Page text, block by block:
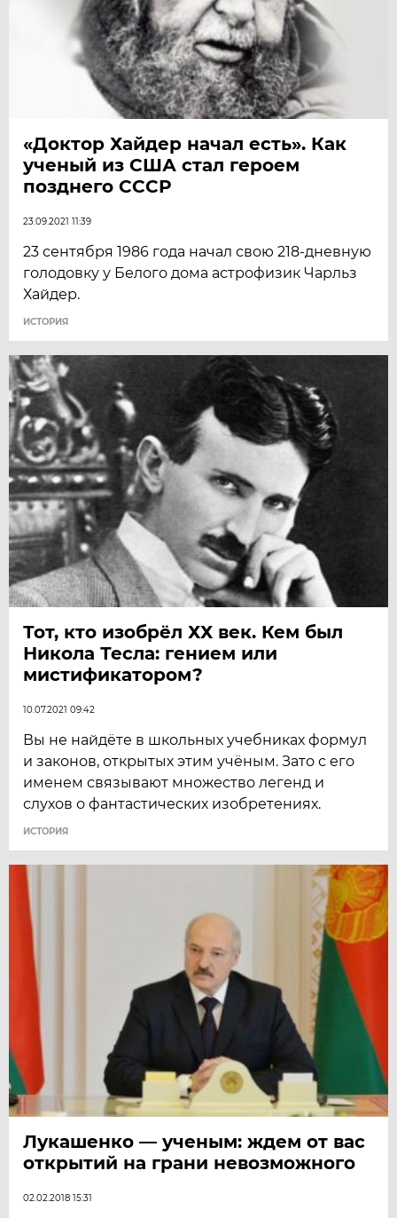
«Доктор Хайдер начал есть». Как
ученый из США стал героем
позднего СССР
23.09.2021 11:39
23 сентября 1986 года начал свою 218-дневную
голодовку у Белого дома астрофизик Чарльз
Хайдер.
ИСТОРИЯ
Тот, кто изобрёл ХХ век. Кем был
Никола Тесла: гением или
мистификатором?
10.07.2021 09:42
Вы не найдёте в школьных учебниках формул
и законов, открытых этим учёным. Зато с его
именем связывают множество легенд и
слухов о фантастических изобретениях.
ИСТОРИЯ
Лукашенко — ученым: ждем от вас
открытий на грани невозможного
02.02.2018 15:31